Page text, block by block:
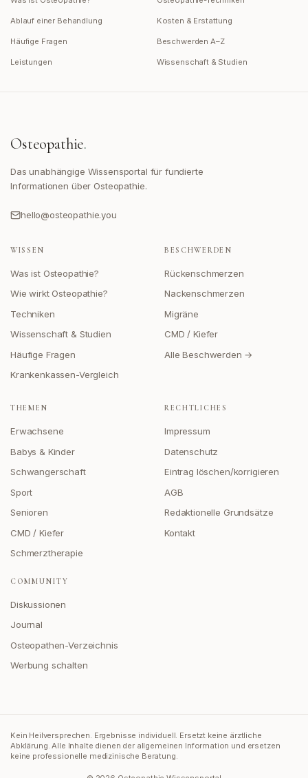
Ablauf einer Behandlung Kosten & Erstattung
Häufige Fragen Beschwerden A–Z
Leistungen Wissenschaft & Studien
Osteopathie.
Das unabhängige Wissensportal für fundierte
Informationen über Osteopathie.
hello@osteopathie.you
WISSEN
Was ist Osteopathie?
Wie wirkt Osteopathie?
Techniken
Wissenschaft & Studien
Häufige Fragen
Krankenkassen-Vergleich
BESCHWERDEN
Rückenschmerzen
Nackenschmerzen
Migräne
CMD / Kiefer
Alle Beschwerden →
THEMEN
Erwachsene
Babys & Kinder
Schwangerschaft
Sport
Senioren
CMD / Kiefer
Schmerztherapie
COMMUNITY
Diskussionen
Journal
Osteopathen-Verzeichnis
Werbung schalten
RECHTLICHES
Impressum
Datenschutz
Eintrag löschen/korrigieren
AGB
Redaktionelle Grundsätze
Kontakt
Kein Heilversprechen. Ergebnisse individuell. Ersetzt keine ärztliche
Abklärung. Alle Inhalte dienen der allgemeinen Information und ersetzen
keine professionelle medizinische Beratung.